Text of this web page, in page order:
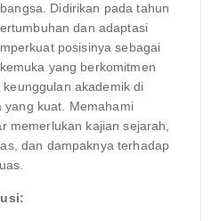
Didirikan pada tahun
dan adaptasi
posisinya sebagai
yang berkomitmen
akademik di
yang kuat. Memahami
memerlukan kajian sejarah,
dan dampaknya terhadap